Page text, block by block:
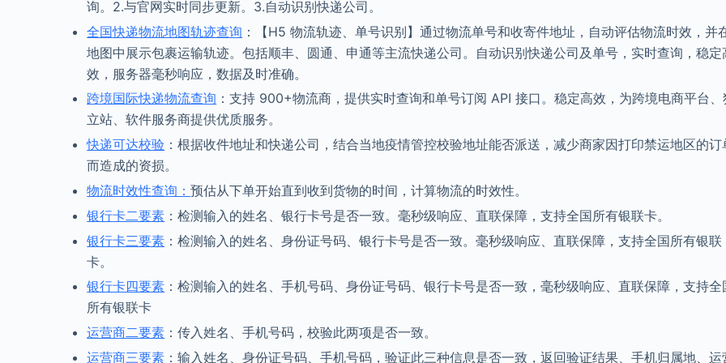
询。2.与官网实时同步更新。3.自动识别快递公司。
全国快递物流地图轨迹查询 ：【H5 物流轨迹、单号识别】通过物流单号和收寄件地址，自动评估物流时效，并
地图中展示包裹运输轨迹。包括顺丰、圆通、申通等主流快递公司。自动识别快递公司及单号，实时查询，稳定
效，服务器毫秒响应，数据及时准确。
跨境国际快递物流查询 ：支持 900+物流商，提供实时查询和单号订阅 API 接口。稳定高效，为跨境电商平台、
立站、软件服务商提供优质服务。
快递可达校验 ：根据收件地址和快递公司，结合当地疫情管控校验地址能否派送，减少商家因打印禁运地区的订
而造成的资损。
物流时效性查询：预估从下单开始直到收到货物的时间，计算物流的时效性。
银行卡二要素 ：检测输入的姓名、银行卡号是否一致。毫秒级响应、直联保障，支持全国所有银联卡。
银行卡三要素 ：检测输入的姓名、身份证号码、银行卡号是否一致。毫秒级响应、直联保障，支持全国所有银联
卡。
银行卡四要素 ：检测输入的姓名、手机号码、身份证号码、银行卡号是否一致，毫秒级响应、直联保障，支持全
所有银联卡
运营商二要素 ：传入姓名、手机号码，校验此两项是否一致。
运营商三要素 ：输入姓名、身份证号码、手机号码，验证此三种信息是否一致，返回验证结果、手机归属地、运